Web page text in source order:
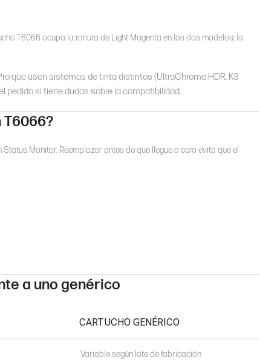
T6066 ocupa la ranura de Light Magenta en los dos modelos; la
que usen sistemas de tinta distintos (UltraChrome HDR, K3
pedido si tiene dudas sobre la compatibilidad.
Monitor. Reemplazar antes de que llegue a cero evita que el
a uno genérico
CARTUCHO GENÉRICO
Variable según lote de fabricación